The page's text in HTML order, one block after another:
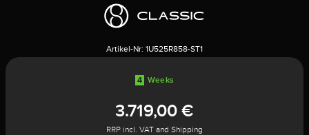
Artikel-Nr: 1U525R858-ST1
4 Weeks
3.719,00 €
RRP incl. VAT and Shipping